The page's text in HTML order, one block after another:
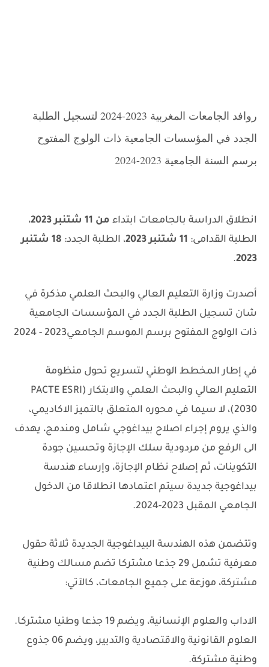
روافد الجامعات المغربية 2023-2024 لتسجيل الطلبة
الجدد في المؤسسات الجامعية ذات الولوج المفتوح
برسم السنة الجامعية 2023-2024
انطلاق الدراسة بالجامعات ابتداء من 11 شتنبر 2023
،
الطلبة القدامى: 11 شتنبر 2023 ، الطلبة الجدد:
18 شتنبر
2023
.
أصدرت وزارة التعليم العالي والبحث العلمي مذكرة في
شان تسجيل الطلبة الجدد في المؤسسات الجامعية
ذات الولوج المفتوح برسم الموسم الجامعي2023 - 2024
في إطار المخطط الوطني لتسريع تحول منظومة
التعليم العالي والبحث العلمي والابتكار (PACTE ESRI
2030)، لا سيما في محوره المتعلق بالتميز الاكاديمي،
والذي يروم إجراء اصلاح بيداغوجي شامل ومندمج، يهدف
الى الرفع من مردودية سلك الإجازة وتحسين جودة
التكوينات، ثم إصلاح نظام الإجازة، وإرساء هندسة
بيداغوجية جديدة سيتم اعتمادها انطلاقا من الدخول
الجامعي المقبل 2023-2024.
وتتضمن هذه الهندسة البيداغوجية الجديدة ثلاثة حقول
معرفية تشمل 29 جذعا مشتركا تضم مسالك وطنية
مشتركة، موزعة على جميع الجامعات، كالآتي:
الاداب والعلوم الإنسانية، ويضم 19 جذعا وطنيا مشتركا.
العلوم القانونية والاقتصادية والتدبير، ويضم 06 جذوع
وطنية مشتركة.